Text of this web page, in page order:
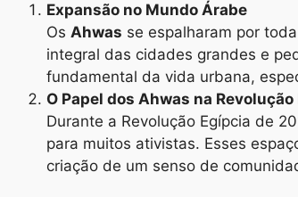
Expansão no Mundo Árabe
Os Ahwas se espalharam por
integral das cidades grandes e
fundamental da vida urbana,
O Papel dos Ahwas na Revolução
Durante a Revolução Egípcia de
para muitos ativistas. Esses
criação de um senso de